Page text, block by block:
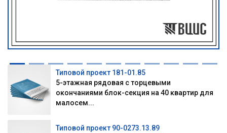
Типовой проект 181-01.85
5-этажная рядовая с торцевыми
окончаниями блок-секция на 40 квартир для
малосем...
Типовой проект 90-0273.13.89